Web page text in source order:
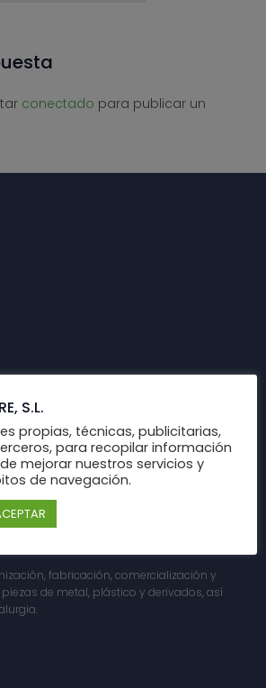
conectado para publicar un
a 15:00
fabricación, comercialización y
de metal, plástico y derivados, así
S.L.
propias, técnicas, publicitarias,
para recopilar información
mejorar nuestros servicios y
de navegación.